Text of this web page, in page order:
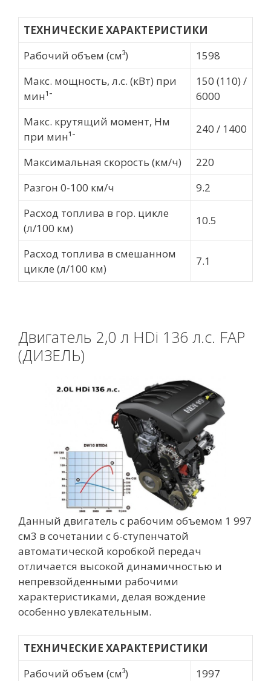
ТЕХНИЧЕСКИЕ ХАРАКТЕРИСТИКИ
Рабочий объем (см³)
1598
Макс. мощность, л.с. (кВт) при
мин־¹
150 (110) /
6000
Макс. крутящий момент, Нм
при мин¹־
240 / 1400
Максимальная скорость (км/ч)
220
Разгон 0-100 км/ч
9.2
Расход топлива в гор. цикле
(л/100 км)
10.5
Расход топлива в смешанном
цикле (л/100 км)
7.1
Двигатель 2,0 л HDi 136 л.с. FAP
(ДИЗЕЛЬ)
Данный двигатель с рабочим объемом 1 997
см3 в сочетании с 6-ступенчатой
автоматической коробкой передач
отличается высокой динамичностью и
непревзойденными рабочими
характеристиками, делая вождение
особенно увлекательным.
ТЕХНИЧЕСКИЕ ХАРАКТЕРИСТИКИ
Рабочий объем (см³)
1997